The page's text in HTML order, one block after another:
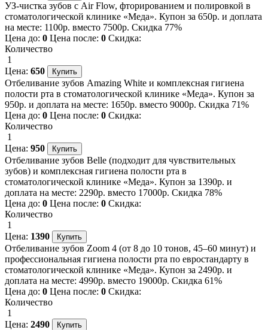
УЗ-чистка зубов с Air Flow, фторированием и полировкой в
стоматологической клинике «Меда». Купон за 650р. и доплата
на месте: 1100р. вместо 7500р. Скидка 77%
Цена до: 0 Цена после: 0 Скидка:
Количество
1
Цена: 650
Отбеливание зубов Amazing White и комплексная гигиена
полости рта в стоматологической клинике «Меда». Купон за
950р. и доплата на месте: 1650р. вместо 9000р. Скидка 71%
Цена до: 0 Цена после: 0 Скидка:
Количество
1
Цена: 950
Отбеливание зубов Belle (подходит для чувствительных
зубов) и комплексная гигиена полости рта в
стоматологической клинике «Меда». Купон за 1390р. и
доплата на месте: 2290р. вместо 17000р. Скидка 78%
Цена до: 0 Цена после: 0 Скидка:
Количество
1
Цена: 1390
Отбеливание зубов Zoom 4 (от 8 до 10 тонов, 45–60 минут) и
профессиональная гигиена полости рта по евростандарту в
стоматологической клинике «Меда». Купон за 2490р. и
доплата на месте: 4990р. вместо 19000р. Скидка 61%
Цена до: 0 Цена после: 0 Скидка:
Количество
1
Цена: 2490